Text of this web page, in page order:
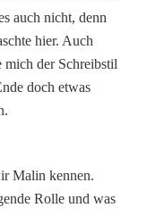
auch nicht, denn
hier. Auch
mich der Schreibstil
doch etwas
Malin kennen.
Rolle und was